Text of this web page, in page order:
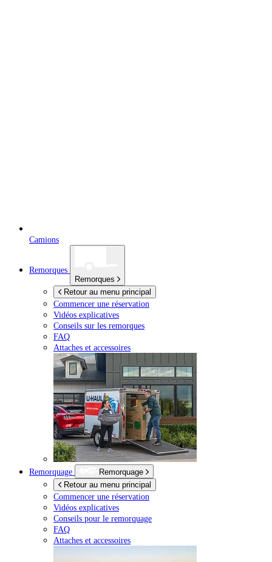
Camions
Remorques
Remorques
Retour au menu principal
Commencer une réservation
Vidéos explicatives
Conseils sur les remorques
FAQ
Attaches et accessoires
Remorquage
Remorquage
Retour au menu principal
Commencer une réservation
Vidéos explicatives
Conseils pour le remorquage
FAQ
Attaches et accessoires